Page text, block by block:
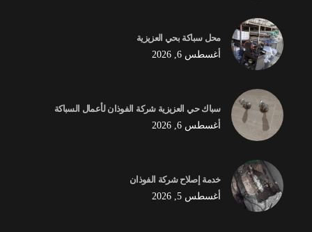
محل سباكة بحي العزيزية
أغسطس 6, 2026
سباك حي العزيزية شركة الفوذان لأعمال السباكة
أغسطس 6, 2026
خدمة إصلاح شركة الفوذان
أغسطس 5, 2026